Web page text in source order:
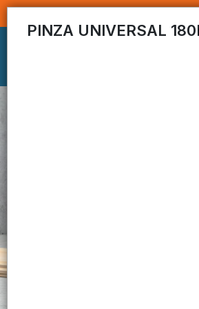
PINZA UNIVERSAL